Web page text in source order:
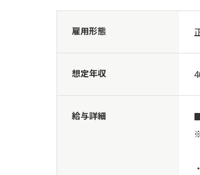
雇用形態
想定年収
給与詳細